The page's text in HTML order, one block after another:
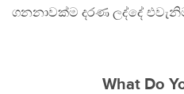
ගනනාවක්ම දරණ ලද්දේ
What Do